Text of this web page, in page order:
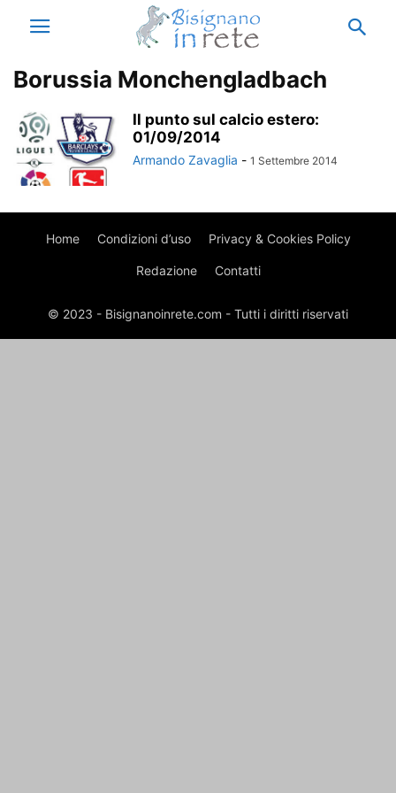
Borussia Monchengladbach
Il punto sul calcio estero:
01/09/2014
Armando Zavaglia - 1 Settembre 2014
Home Condizioni d’uso Privacy & Cookies Policy
Redazione Contatti
© 2023 - Bisignanoinrete.com - Tutti i diritti riservati